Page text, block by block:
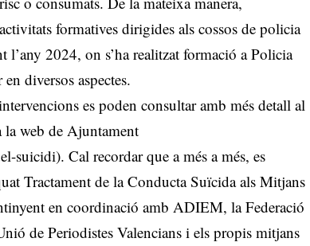
formatives dirigides als cossos de policia
2024, on s’ha realitzat formació a Policia
diversos aspectes.
es poden consultar amb més detall al
la web de Ajuntament
suicidi). Cal recordar que a més a més, es
Tractament de la Conducta Suïcida als Mitjans
en coordinació amb ADIEM, la Federació
de Periodistes Valencians i els propis mitjans